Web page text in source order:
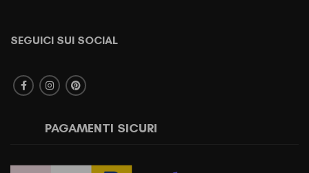
SEGUICI SUI SOCIAL
PAGAMENTI SICURI